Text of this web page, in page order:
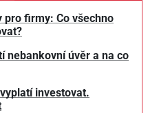
pro firmy: Co všechno
nebankovní úvěr a na co
investovat.